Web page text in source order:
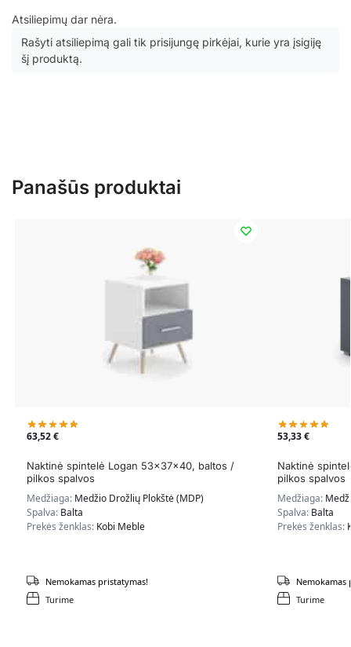
Atsiliepimų dar nėra.
Rašyti atsiliepimą gali tik prisijungę pirkėjai, kurie yra įsigiję
šį produktą.
Panašūs produktai
63,52€
Naktinė spintelė Logan 53x37x40, baltos /
pilkos spalvos
Medžiaga: Medžio Drožlių Plokštė (MDP)
Spalva: Balta
Prekės ženklas: Kobi Meble
Turime
Nemokamas pristatymas!
53,33€
Naktinė
pilkos spalvos
Medžiaga:
Spalva: Balta
Prekės ženklas:
Turime
Nemokamas